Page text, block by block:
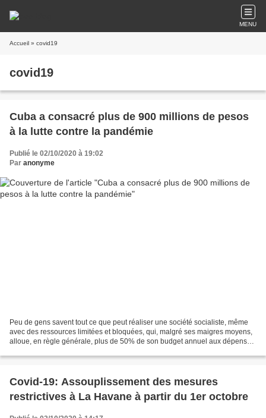
MENU
Accueil » covid19
covid19
Cuba a consacré plus de 900 millions de pesos
à la lutte contre la pandémie
Publié le 02/10/2020 à 19:02
Par anonyme
Peu de gens savent tout ce que peut réaliser une société socialiste, même
avec des ressources limitées et bloquées, qui, malgré ses maigres moyens,
alloue, en règle générale, plus de 50% de son budget annuel aux dépenses
Covid-19: Assouplissement des mesures
restrictives à La Havane à partir du 1er octobre